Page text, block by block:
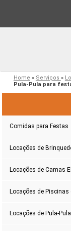
Home » Serviços »
Pula-Pula para
Comidas para Festas
Locações de
Locações de Camas
Locações de Piscinas
Locações de Pula-Pula